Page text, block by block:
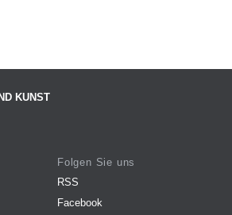
KUNST
Folgen Sie uns
RSS
Facebook